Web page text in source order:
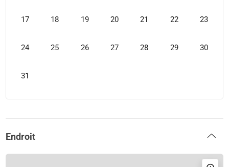
17 18 19 20 21 22 23
24 25 26 27 28 29 30
31
Endroit